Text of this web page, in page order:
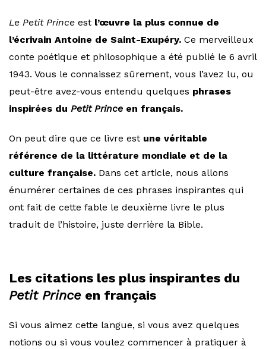
Le Petit Prince est l’œuvre la plus connue de
l’écrivain Antoine de Saint-Exupéry. Ce merveilleux
conte poétique et philosophique a été publié le 6 avril
1943. Vous le connaissez sûrement, vous l’avez lu, ou
peut-être avez-vous entendu quelques phrases
inspirées du Petit Prince en français.
On peut dire que ce livre est une véritable
référence de la littérature mondiale et de la
culture française. Dans cet article, nous allons
énumérer certaines de ces phrases inspirantes qui
ont fait de cette fable le deuxième livre le plus
traduit de l’histoire, juste derrière la Bible.
Les citations les plus inspirantes du
Petit Prince en français
Si vous aimez cette langue, si vous avez quelques
notions ou si vous voulez commencer à pratiquer à